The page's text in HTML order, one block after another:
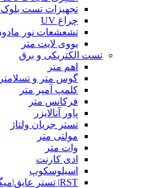
تجهیزات تست بلوک PT
چراغ UV
تشعشعات نور
یووی لایت متر
تست الکتریکی و برق
اهم متر
گوس متر و تسلامتر
کلمپ آمپر متر
فرکانس متر
پاور آنالایزر
تستر جریان ولتاژ
مولتی متر
وات متر
ادی کارنت
اسیلوسکوپ
RST| تستر عایق|میگر | ارت سنج